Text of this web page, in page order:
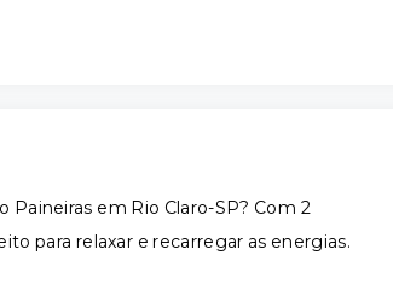
Paineiras em Rio Claro-SP? Com 2
para relaxar e recarregar as energias.